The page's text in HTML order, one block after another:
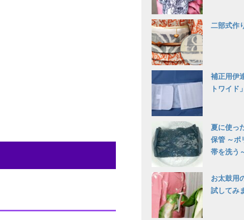
二部式作
補正用伊
トワイド
夏に使っ
保管 ～ポ
帯を洗う
お太鼓用
試してみ